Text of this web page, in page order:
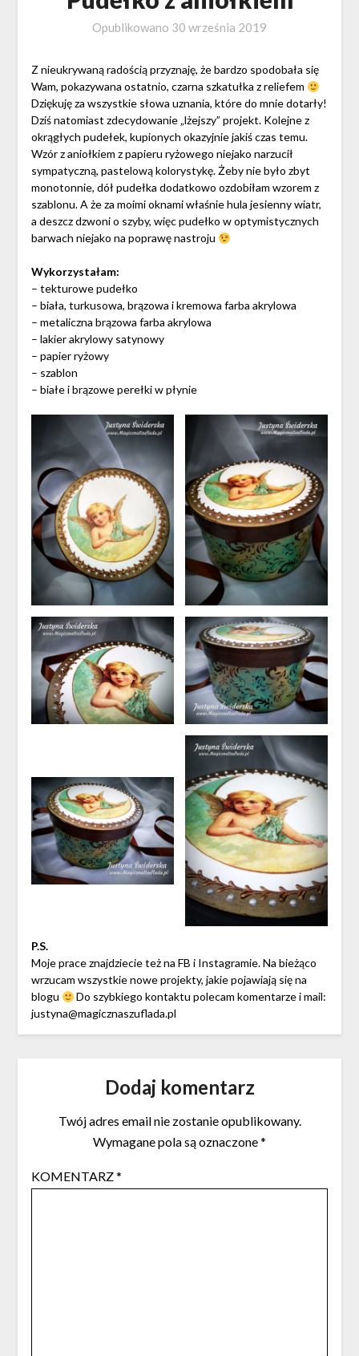
Opublikowano 30 września 2019
Z nieukrywaną radością przyznaję, że bardzo spodobała się
Wam, pokazywana ostatnio, czarna szkatułka z reliefem
Dziękuję za wszystkie słowa uznania, które do mnie dotarły!
Dziś natomiast zdecydowanie „lżejszy” projekt. Kolejne z
okrągłych pudełek, kupionych okazyjnie jakiś czas temu.
Wzór z aniołkiem z papieru ryżowego niejako narzucił
sympatyczną, pastelową kolorystykę. Żeby nie było zbyt
monotonnie, dół pudełka dodatkowo ozdobiłam wzorem z
szablonu. A że za moimi oknami właśnie hula jesienny wiatr,
a deszcz dzwoni o szyby, więc pudełko w optymistycznych
barwach niejako na poprawę nastroju
Wykorzystałam:
– tekturowe pudełko
– biała, turkusowa, brązowa i kremowa farba akrylowa
– metaliczna brązowa farba akrylowa
– lakier akrylowy satynowy
– papier ryżowy
– szablon
– białe i brązowe perełki w płynie
P.S.
Moje prace znajdziecie też na FB i Instagramie. Na bieżąco
wrzucam wszystkie nowe projekty, jakie pojawiają się na
blogu
Do szybkiego kontaktu polecam komentarze i mail:
justyna@magicznaszuflada.pl
Dodaj komentarz
Twój adres email nie zostanie opublikowany.
Wymagane pola są oznaczone*
KOMENTARZ*